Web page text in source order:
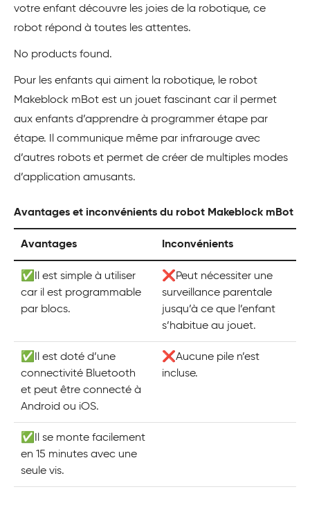
votre enfant découvre les joies de la robotique, ce
robot répond à toutes les attentes.
No products found.
Pour les enfants qui aiment la robotique, le robot
Makeblock mBot est un jouet fascinant car il permet
aux enfants d’apprendre à programmer étape par
étape. Il communique même par infrarouge avec
d’autres robots et permet de créer de multiples modes
d’application amusants.
Avantages et inconvénients du robot Makeblock mBot
Avantages Inconvénients
✅Il est simple à utiliser
car il est programmable
par blocs.
❌Peut nécessiter une
surveillance parentale
jusqu’à ce que l’enfant
s’habitue au jouet.
✅Il est doté d’une
connectivité Bluetooth
et peut être connecté à
Android ou iOS.
❌Aucune pile n’est
incluse.
✅Il se monte facilement
en 15 minutes avec une
seule vis.